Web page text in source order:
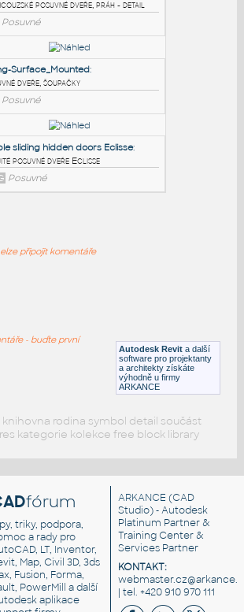
slider door - head
Francouzské posuvné dveře, nadpraží -
Posuvné
French slider door - sill
posuvné dveře, práh - detail
Posuvné
Posuvné
Autodesk Revit a další
software pro projektanty
a architekty získáte
výhodně u firmy
ARKANCE
připojit komentáře
- buďte první
rodina symbol detail součást
kategorie kolekce free block library
fórum
triky, podpora,
a rady pro
LT, Inventor,
Map, Civil 3D, 3ds
Fusion, Forma,
PowerMill a další
aplikace
ARKANCE (CAD
Studio) - Autodesk
Platinum Partner &
Training Center &
Services Partner
KONTAKT:
| tel. +420 910 970 111